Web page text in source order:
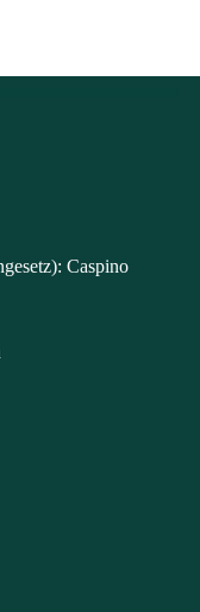
Caspino